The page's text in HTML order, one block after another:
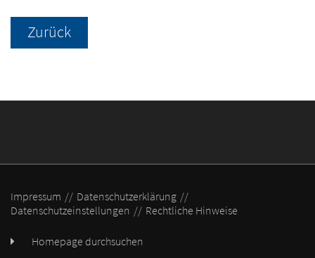
Zurück
Impressum
Datenschutzerklärung
Datenschutzeinstellungen
Rechtliche Hinweise
Homepage durchsuchen